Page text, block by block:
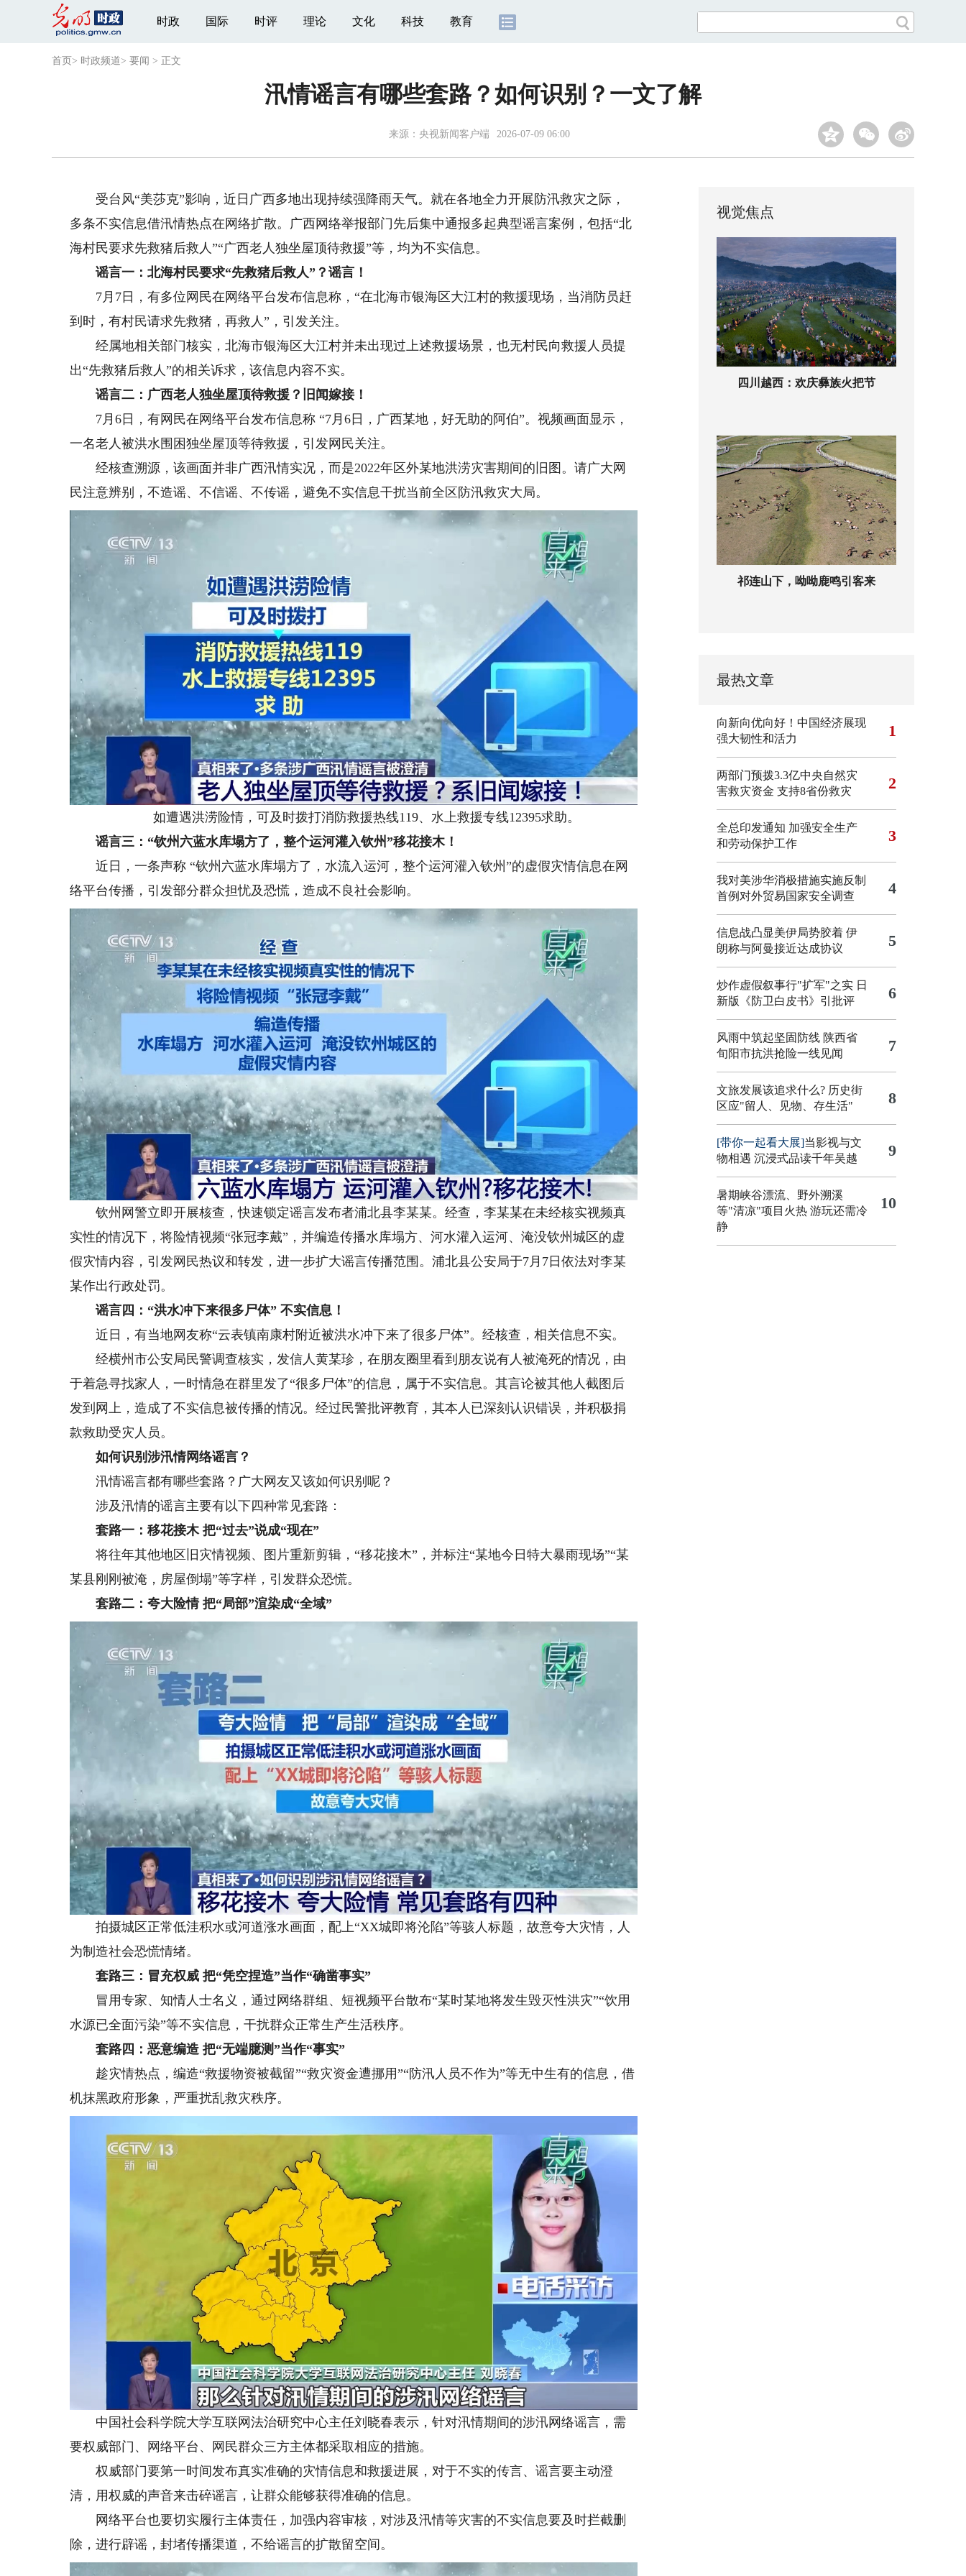
时政 国际 时评 理论 文化 科技 教育
首页 > 时政频道> 要闻 > 正文
汛情谣言有哪些套路？如何识别？一文了解
来源： 央视新闻客户端 2026-07-09 06:00
受台风“美莎克”影响，近日广西多地出现持续强降雨天气。就在各地全力开展防汛救灾之际，
多条不实信息借汛情热点在网络扩散。广西网络举报部门先后集中通报多起典型谣言案例，包括“北
海村民要求先救猪后救人”“广西老人独坐屋顶待救援”等，均为不实信息。
谣言一：北海村民要求“先救猪后救人”？谣言！
7月7日，有多位网民在网络平台发布信息称，“在北海市银海区大江村的救援现场，当消防员赶
到时，有村民请求先救猪，再救人”，引发关注。
经属地相关部门核实，北海市银海区大江村并未出现过上述救援场景，也无村民向救援人员提
出“先救猪后救人”的相关诉求，该信息内容不实。
谣言二：广西老人独坐屋顶待救援？旧闻嫁接！
7月6日，有网民在网络平台发布信息称 “7月6日，广西某地，好无助的阿伯”。视频画面显示，
一名老人被洪水围困独坐屋顶等待救援，引发网民关注。
经核查溯源，该画面并非广西汛情实况，而是2022年区外某地洪涝灾害期间的旧图。请广大网
民注意辨别，不造谣、不信谣、不传谣，避免不实信息干扰当前全区防汛救灾大局。
如遭遇洪涝险情，可及时拨打消防救援热线119、水上救援专线12395求助。
谣言三：“钦州六蓝水库塌方了，整个运河灌入钦州”移花接木！
近日，一条声称 “钦州六蓝水库塌方了，水流入运河，整个运河灌入钦州”的虚假灾情信息在网
络平台传播，引发部分群众担忧及恐慌，造成不良社会影响。
钦州网警立即开展核查，快速锁定谣言发布者浦北县李某某。经查，李某某在未经核实视频真
实性的情况下，将险情视频“张冠李戴”，并编造传播水库塌方、河水灌入运河、淹没钦州城区的虚
假灾情内容，引发网民热议和转发，进一步扩大谣言传播范围。浦北县公安局于7月7日依法对李某
某作出行政处罚。
谣言四：“洪水冲下来很多尸体” 不实信息！
近日，有当地网友称“云表镇南康村附近被洪水冲下来了很多尸体”。经核查，相关信息不实。
经横州市公安局民警调查核实，发信人黄某珍，在朋友圈里看到朋友说有人被淹死的情况，由
于着急寻找家人，一时情急在群里发了“很多尸体”的信息，属于不实信息。其言论被其他人截图后
发到网上，造成了不实信息被传播的情况。经过民警批评教育，其本人已深刻认识错误，并积极捐
款救助受灾人员。
如何识别涉汛情网络谣言？
汛情谣言都有哪些套路？广大网友又该如何识别呢？
涉及汛情的谣言主要有以下四种常见套路：
套路一：移花接木 把“过去”说成“现在”
将往年其他地区旧灾情视频、图片重新剪辑，“移花接木”，并标注“某地今日特大暴雨现场”“某
某县刚刚被淹，房屋倒塌”等字样，引发群众恐慌。
套路二：夸大险情 把“局部”渲染成“全域”
拍摄城区正常低洼积水或河道涨水画面，配上“XX城即将沦陷”等骇人标题，故意夸大灾情，人
为制造社会恐慌情绪。
套路三：冒充权威 把“凭空捏造”当作“确凿事实”
冒用专家、知情人士名义，通过网络群组、短视频平台散布“某时某地将发生毁灭性洪灾”“饮用
水源已全面污染”等不实信息，干扰群众正常生产生活秩序。
套路四：恶意编造 把“无端臆测”当作“事实”
趁灾情热点，编造“救援物资被截留”“救灾资金遭挪用”“防汛人员不作为”等无中生有的信息，借
机抹黑政府形象，严重扰乱救灾秩序。
中国社会科学院大学互联网法治研究中心主任刘晓春表示，针对汛情期间的涉汛网络谣言，需
要权威部门、网络平台、网民群众三方主体都采取相应的措施。
权威部门要第一时间发布真实准确的灾情信息和救援进展，对于不实的传言、谣言要主动澄
清，用权威的声音来击碎谣言，让群众能够获得准确的信息。
网络平台也要切实履行主体责任，加强内容审核，对涉及汛情等灾害的不实信息要及时拦截删
除，进行辟谣，封堵传播渠道，不给谣言的扩散留空间。
视觉焦点
四川越西：欢庆彝族火把节
祁连山下，呦呦鹿鸣引客来
最热文章
向新向优向好！中国经济展现
强大韧性和活力
1
两部门预拨3.3亿中央自然灾
害救灾资金 支持8省份救灾
2
全总印发通知 加强安全生产
和劳动保护工作
3
我对美涉华消极措施实施反制
首例对外贸易国家安全调查
4
信息战凸显美伊局势胶着 伊
朗称与阿曼接近达成协议
5
炒作虚假叙事行"扩军"之实 日
新版《防卫白皮书》引批评
6
风雨中筑起坚固防线 陕西省
旬阳市抗洪抢险一线见闻
7
文旅发展该追求什么? 历史街
区应"留人、见物、存生活"
8
[带你一起看大展]当影视与文
物相遇 沉浸式品读千年吴越
9
暑期峡谷漂流、野外溯溪
等"清凉"项目火热 游玩还需冷
静
10